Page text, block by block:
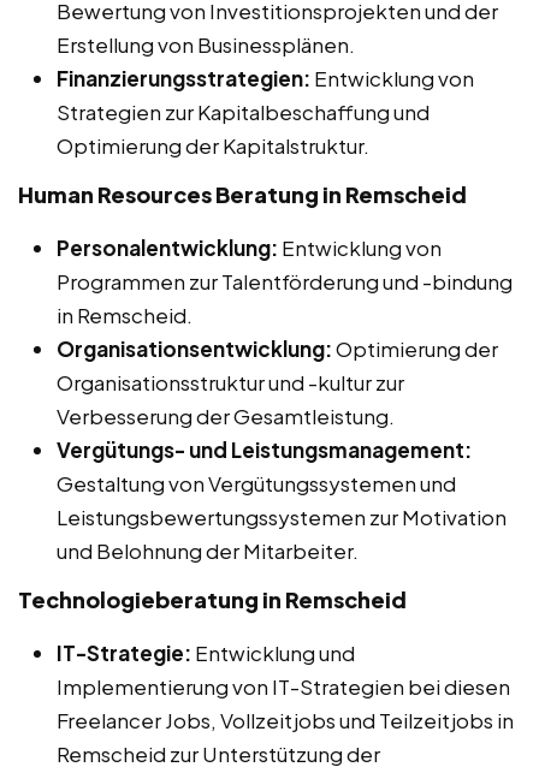
Bewertung von Investitionsprojekten und der
Erstellung von Businessplänen.
Finanzierungsstrategien: Entwicklung von
Strategien zur Kapitalbeschaffung und
Optimierung der Kapitalstruktur.
Human Resources Beratung in Remscheid
Personalentwicklung: Entwicklung von
Programmen zur Talentförderung und -bindung
in Remscheid.
Organisationsentwicklung:Optimierung der
Organisationsstruktur und -kultur zur
Verbesserung der Gesamtleistung.
Vergütungs- und Leistungsmanagement:
Gestaltung von Vergütungssystemen und
Leistungsbewertungssystemen zur Motivation
und Belohnung der Mitarbeiter.
Technologieberatung in Remscheid
IT-Strategie: Entwicklung und
Implementierung von IT-Strategien bei diesen
Freelancer Jobs, Vollzeitjobs und Teilzeitjobs in
Remscheid zur Unterstützung der